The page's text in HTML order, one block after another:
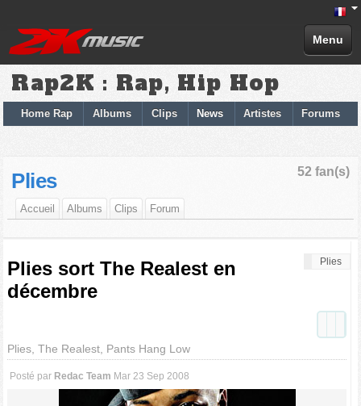
Menu
Rap2K : Rap, Hip Hop
Home Rap Albums Clips News Artistes Forums
52 fan(s)
Plies
Accueil Albums Clips Forum
Plies
Plies sort The Realest en
décembre
Plies, The Realest, Pants Hang Low
Posté par Redac Team Mar 23 Sep 2008